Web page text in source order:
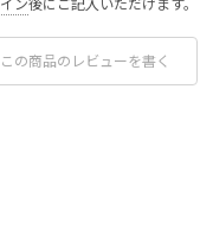
ン後にご記入いただけます。
の商品のレビューを書く